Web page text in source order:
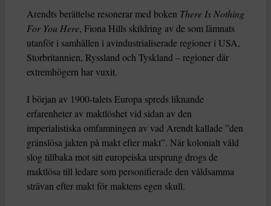
Arendts berättelse resonerar med boken There Is Nothing
For You Here, Fiona Hills skildring av de som lämnats
utanför i samhällen i avindustrialiserade regioner i USA,
Storbritannien, Ryssland och Tyskland – regioner där
extremhögern har vuxit.
I början av 1900-talets Europa spreds liknande
erfarenheter av maktlöshet vid sidan av den
imperialistiska omfamningen av vad Arendt kallade ”den
gränslösa jakten på makt efter makt”. När kolonialt våld
slog tillbaka mot sitt europeiska ursprung drogs de
maktlösa till ledare som personifierade den våldsamma
strävan efter makt för maktens egen skull.